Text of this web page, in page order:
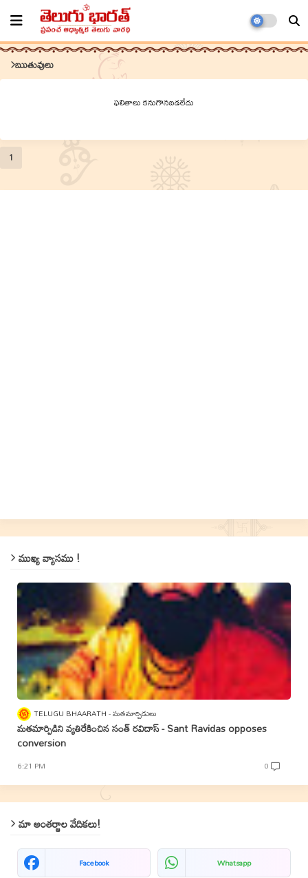
ఋతువులు
ఫలితాలు కనుగొనబడలేదు
1
ముఖ్య వ్యాసము !
TELUGU BHAARATH మతమార్పిడులు
మతమార్పిడిని వ్యతిరేకించిన సంత్‌ రవిదాస్‌ - Sant Ravidas opposes
conversion
6:21 PM 0
మా అంతర్జాల వేదికలు!
Facebook Whatsapp